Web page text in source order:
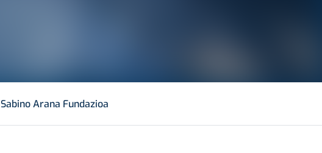
Sabino Arana Fundazioa